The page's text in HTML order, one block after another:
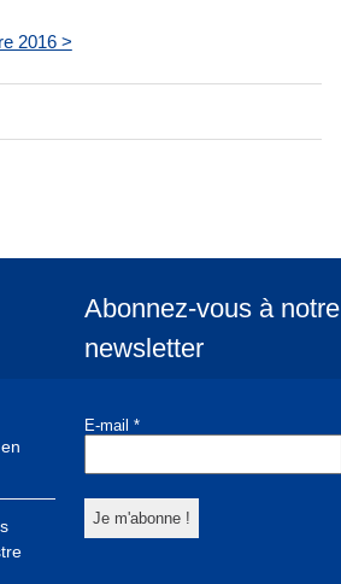
2016 >
Abonnez-vous à notre
newsletter
E-mail *